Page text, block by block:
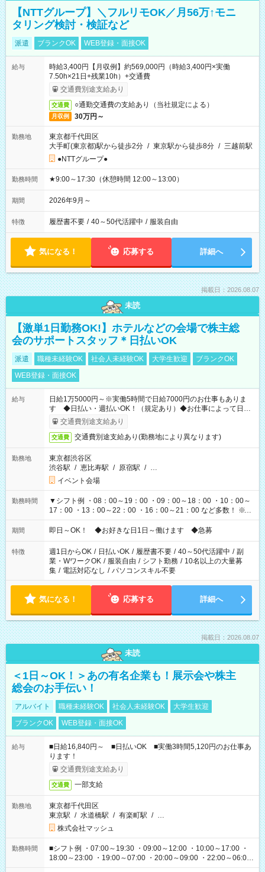
【NTTグループ】＼フルリモOK／月56万↑モニ
タリング検討・検証など
派遣 ブランクOK WEB登録・面接OK
給与
時給3,400円【月収例】約569,000円（時給3,400円×実働
7.50h×21日+残業10h）+交通費
交通費別途支給あり
交通費 ○通勤交通費の支給あり（当社規定による）
月収例 30万円～
勤務地
東京都千代田区
大手町(東京都)駅から徒歩2分 / 東京駅から徒歩8分 / 三越前駅
●NTTグループ●
勤務時間 ★9:00～17:30（休憩時間 12:00～13:00）
期間 2026年9月～
特徴 履歴書不要 / 40～50代活躍中 / 服装自由
気になる！ 応募する 詳細へ
掲載日：2026.08.07
未読
【激単1日勤務OK!】ホテルなどの会場で株主総
会のサポートスタッフ＊日払いOK
派遣 職種未経験OK 社会人未経験OK 大学生歓迎
ブランクOK
WEB登録・面接OK
給与
日給1万5000円～※実働5時間で日給7000円のお仕事もありま
す ◆日払い・週払いOK！（規定あり）◆お仕事によって日給
も異なります
交通費別途支給あり
交通費 交通費別途支給あり(勤務地により異なります)
勤務地
東京都渋谷区
渋谷駅 / 恵比寿駅 / 原宿駅 / …
イベント会場
勤務時間
▼シフト例 ・08：00～19：00 ・09：00～18：00 ・10：00～
17：00 ・13：00～22：00 ・16：00～21：00 など多数！ ※お
仕事により勤務時間が異なります
期間 即日～OK！ ◆お好きな日1日～働けます ◆急募
特徴 週1日からOK / 日払いOK / 履歴書不要 / 40～50代活躍中 / 副
業・WワークOK / 服装自由 / シフト勤務 / 10名以上の大量募
集 / 電話対応なし / パソコンスキル不要
気になる！ 応募する 詳細へ
掲載日：2026.08.07
未読
＜1日～OK！＞あの有名企業も！展示会や株主
総会のお手伝い！
アルバイト 職種未経験OK 社会人未経験OK
大学生歓迎
ブランクOK
WEB登録・面接OK
給与
■日給16,840円～ ■日払いOK ■実働3時間5,120円のお仕事あ
ります！
交通費別途支給あり
交通費 一部支給
勤務地
東京都千代田区
東京駅 / 水道橋駅 / 有楽町駅 / …
株式会社マッシュ
勤務時間
■シフト例 ・07:00～19:30 ・09:00～12:00 ・10:00～17:00 ・
18:00～23:00 ・19:00～07:00 ・20:00～09:00 ・22:00～06:00
etc ★最短で3時間で5,120円のお仕事から 15時間で2万円近く稼